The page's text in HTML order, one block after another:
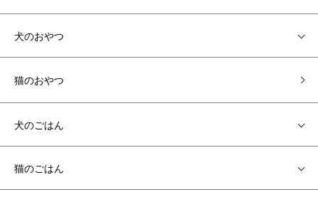
犬のおやつ
猫のおやつ
犬のごはん
猫のごはん